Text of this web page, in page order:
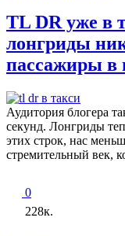
TL DR уже в
лонгриды
пассажиры в
Аудитория блогера
секунд. Лонгриды
этих строк, нас
стремительный век,
0
228к.